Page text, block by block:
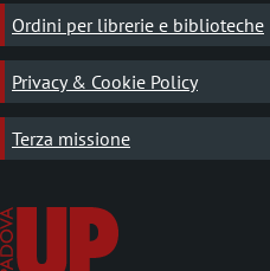
Ordini per librerie e biblioteche
Privacy & Cookie Policy
Terza missione